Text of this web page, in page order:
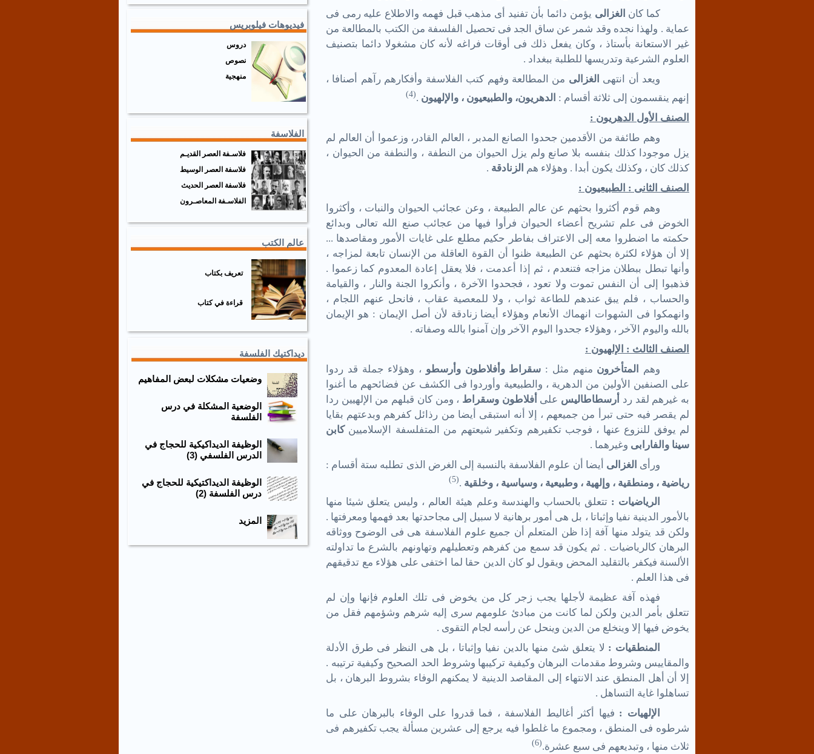
كما كان الغزالى يؤمن دائما بأن تفنيد أى مذهب قبل فهمه والاطلاع عليه رمى فى
عماية . ولهذا نجده وقد شمر عن ساق الجد فى تحصيل الفلسفة من الكتب بالمطالعة من
غير الاستعانة بأستاذ ، وكان يفعل ذلك فى أوقات فراغه لأنه كان مشغولا دائما بتصنيف
العلوم الشرعية وتدريسها للطلبة ببغداد .
ويعد أن انتهى الغزالى من المطالعة وفهم كتب الفلاسفة وأفكارهم رآهم أصنافا ،
إنهم ينقسمون إلى ثلاثة أقسام : الدهريون، والطبيعيون ، والإلهيون .
(4)
الصنف الأول الدهريون :
وهم طائفة من الأقدمين جحدوا الصانع المدبر ، العالم القادر، وزعموا أن العالم لم
يزل موجودا كذلك بنفسه بلا صانع ولم يزل الحيوان من النطفة ، والنطفة من الحيوان ،
كذلك كان ، وكذلك يكون أبدا . وهؤلاء هم الزنادقة .
الصنف الثانى : الطبيعيون :
وهم قوم أكثروا بحثهم عن عالم الطبيعة ، وعن عجائب الحيوان والنبات ، وأكثروا
الخوض فى علم تشريح أعضاء الحيوان فرأوا فيها من عجائب صنع الله تعالى وبدائع
حكمته ما اضطروا معه إلى الاعتراف بفاطر حكيم مطلع على غايات الأمور ومقاصدها ...
إلا أن هؤلاء لكثرة بحثهم عن الطبيعة ظنوا أن القوة العاقلة من الإنسان تابعة لمزاجه ،
وأنها تبطل ببطلان مزاجه فتنعدم ، ثم إذا أعدمت ، فلا يعقل إعادة المعدوم كما زعموا .
فذهبوا إلى أن النفس تموت ولا تعود ، فجحدوا الآخرة ، وأنكروا الجنة والنار ، والقيامة
والحساب ، فلم يبق عندهم للطاعة ثواب ، ولا للمعصية عقاب ، فانحل عنهم اللجام ،
وانهمكوا فى الشهوات انهماك الأنعام وهؤلاء أيضا زنادقة لأن أصل الإيمان : هو الإيمان
بالله واليوم الآخر ، وهؤلاء جحدوا اليوم الآخر وإن آمنوا بالله وصفاته .
الصنف الثالث : الإلهيون :
وهم
المتأخرون منهم مثل : سقراط وأفلاطون وأرسطو ، وهؤلاء جملة قد ردوا
على الصنفين الأولين من الدهرية ، والطبيعية وأوردوا فى الكشف عن فضائحهم ما أغنوا
به غيرهم لقد رد أرسطاطاليس على أفلاطون وسقراط ، ومن كان قبلهم من الإلهيين ردا
لم يقصر فيه حتى تبرأ من جميعهم ، إلا أنه استبقى أيضا من رذائل كفرهم وبدعتهم بقايا
لم يوفق للنزوع عنها ، فوجب تكفيرهم وتكفير شيعتهم من المتفلسفة الإسلاميينكابن
سينا والفارابى وغيرهما .
ورأى الغزالى أيضا أن علوم الفلاسفة بالنسبة إلى الغرض الذى تطلبه ستة أقسام :
رياضية ، ومنطقية ، وإلهية ، وطبيعية ، وسياسية ، وخلقية .
(
5
)
الرياضيات :تتعلق بالحساب والهندسة وعلم هيئة العالم ، وليس يتعلق شيئا منها
بالأمور الدينية نفيا وإثباتا ، بل هى أمور برهانية لا سبيل إلى مجاحدتها بعد فهمها ومعرفتها .
ولكن قد يتولد منها آفة إذا ظن المتعلم أن جميع علوم الفلاسفة هى فى الوضوح ووثاقه
البرهان كالرياضيات . ثم يكون قد سمع من كفرهم وتعطيلهم وتهاونهم بالشرع ما تداولته
الألسنة فيكفر بالتقليد المحض ويقول لو كان الدين حقا لما اختفى على هؤلاء مع تدقيقهم
فى هذا العلم .
فهذه آفة عظيمة لأجلها يجب زجر كل من يخوض فى تلك العلوم فإنها وإن لم
تتعلق بأمر الدين ولكن لما كانت من مبادئ علومهم سرى إليه شرهم وشؤمهم فقل من
يخوض فيها إلا وينخلع من الدين وينحل عن رأسه لجام التقوى .
المنطقيات : لا يتعلق شئ منها بالدين نفيا وإثباتا ، بل هى النظر فى طرق الأدلة
والمقاييس وشروط مقدمات البرهان وكيفية تركيبها وشروط الحد الصحيح وكيفية ترتيبه .
إلا أن أهل المنطق عند الانتهاء إلى المقاصد الدينية لا يمكنهم الوفاء بشروط البرهان ، بل
تساهلوا غاية التساهل .
الإلهيات : فيها أكثر أغاليط الفلاسفة ، فما قدروا على الوفاء بالبرهان على ما
شرطوه فى المنطق ، ومجموع ما غلطوا فيه يرجع إلى عشرين مسألة يجب تكفيرهم فى
ثلاث منها ، وتبديعهم فى سبع عشرة.(
6
)
فيديوهات فيلوبريس
دروس
نصوص
منهجية
الفلاسفة
فلاسـفة العصر القديـم
فلاسفة العصر الوسيط
فلاسفة العصر الحديث
الفلاسـفة المعاصـرون
عالم الكتب
تعريف بكتاب
قراءة في كتاب
ديداكتيك الفلسفة
وضعيات مشكلات لبعض المفاهيم
الوضعية المشكلة في درس
الفلسفة
الوظيفة الديداكيكية للحجاج في
الدرس الفلسفي (3)
الوظيفة الديداكتيكية للحجاج في
درس الفلسفة (2)
المزيد